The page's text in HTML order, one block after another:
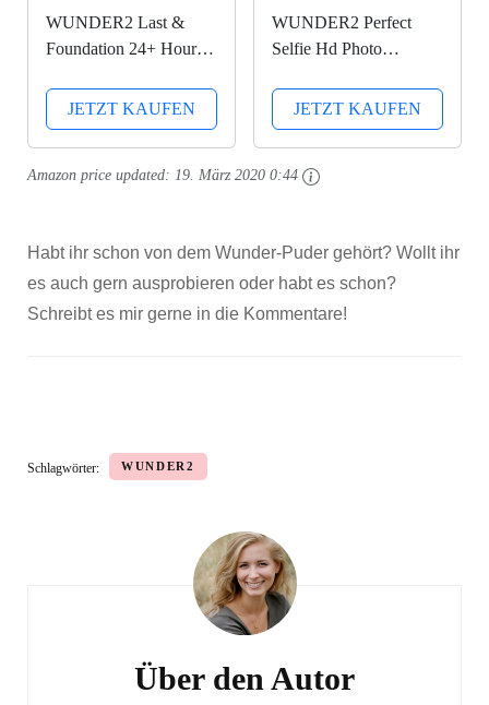
WUNDER2 Last &
Foundation 24+ Hour
Make Up Foundation
Langanhaltend,
Wasserfest, Farbe: Sand
JETZT KAUFEN
WUNDER2 Perfect
Selfie Hd Photo
Perfect Selfie -
Mattierendes Kosmetik
Puder Transparent
Gesichtspuder Farbe:
JETZT KAUFEN
Amazon price updated: 19. März 2020 0:44
Habt ihr schon von dem Wunder-Puder gehört? Wollt ihr
es auch gern ausprobieren oder habt es schon?
Schreibt es mir gerne in die Kommentare!
Schlagwörter: WUNDER2
Über den Autor